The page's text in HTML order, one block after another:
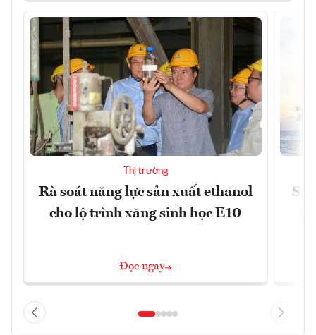
Thị trường
Rà soát năng lực sản xuất ethanol
cho lộ trình xăng sinh học E10
Đọc ngay